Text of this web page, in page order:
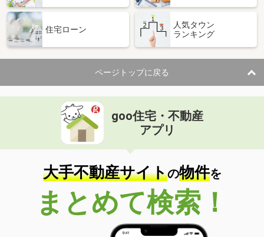
住宅ローン
人気タウン
ランキング
ページトップに戻る
goo住宅・不動産
アプリ
大手不動産サイトの物件を
まとめて検索！